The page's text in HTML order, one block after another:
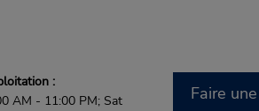
:
AM - 11:00 PM; Sat
Faire